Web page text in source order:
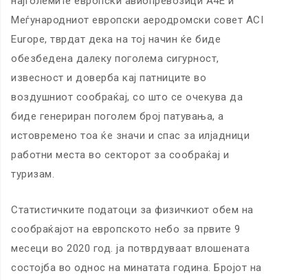
Меѓународниот европски аеродромски совет ACI
Europe, тврдат дека на тој начин ќе биде
обезбедена далеку поголема сигурност,
извесност и доверба кај патниците во
воздушниот сообраќај, со што се очекува да
биде генериран поголем број патувања, а
истовремено тоа ќе значи и спас за илјадници
работни места во секторот за сообраќај и
туризам.
Статистичките податоци за физичкиот обем на
сообраќајот на европското небо за првите 9
месеци во 2020 год. ја потврдуваат влошената
состојба во однос на минатата година. Бројот на